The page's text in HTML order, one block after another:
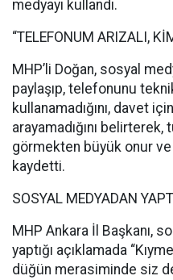
medyayı kullandı.
“TELEFONUM ARIZALI,
MHP’li Doğan, sosyal
paylaşıp, telefonunu
kullanamadığını, davet
arayamadığını
görmekten büyük onur ve
kaydetti.
SOSYAL MEDYADAN YAPTI
MHP Ankara İl Başkanı,
yaptığı açıklamada
düğün merasiminde siz